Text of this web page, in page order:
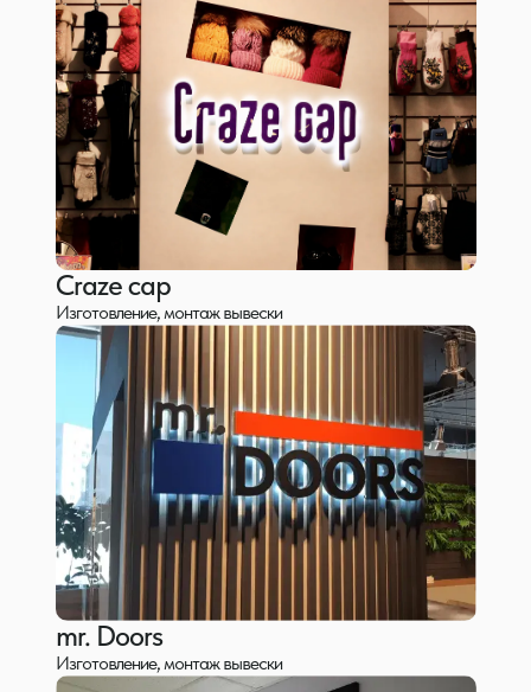
Craze cap
Изготовление, монтаж вывески
mr. Doors
Изготовление, монтаж вывески